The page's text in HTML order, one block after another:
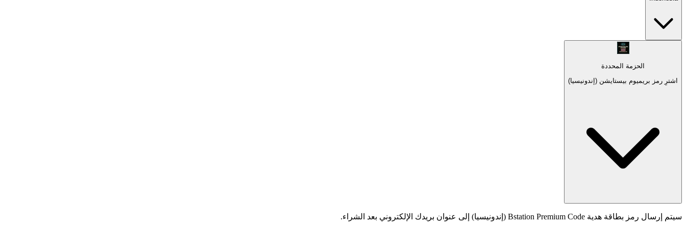
الحزمة المحددة
اشترِ رمز بريميوم بيستايشن (إندونيسيا)
سيتم إرسال رمز بطاقة هدية Bstation Premium Code (إندونيسيا) إلى عنوان بريدك الإلكتروني بعد الشراء.